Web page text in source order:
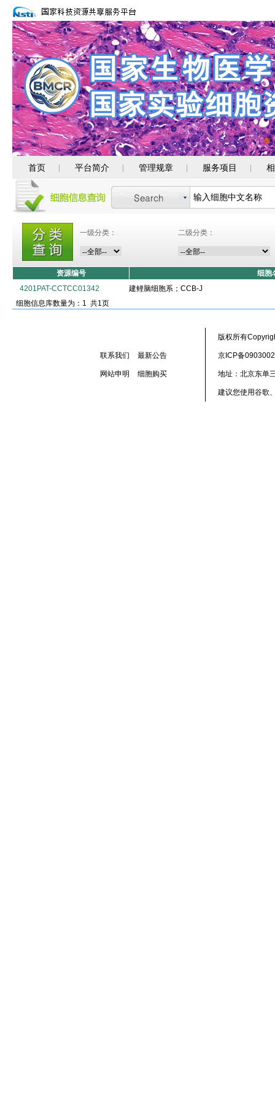
首页 平台简介 管理规章 服务项目
一级分类： 二级分类：
资源编号
细胞
4201PAT-CCTCC01342
建鲤脑细胞系；CCB-J
细胞信息库数量为：1 共1页
联系我们 最新公告
网站申明 细胞购买
版权所有
京ICP备
地址：北京东单
建议您使用谷歌